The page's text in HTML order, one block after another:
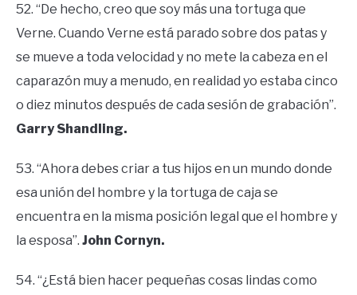
52. “De hecho, creo que soy más una tortuga que
Verne. Cuando Verne está parado sobre dos patas y
se mueve a toda velocidad y no mete la cabeza en el
caparazón muy a menudo, en realidad yo estaba cinco
o diez minutos después de cada sesión de grabación”.
Garry Shandling.
53. “Ahora debes criar a tus hijos en un mundo donde
esa unión del hombre y la tortuga de caja se
encuentra en la misma posición legal que el hombre y
la esposa”. John Cornyn.
54. “¿Está bien hacer pequeñas cosas lindas como